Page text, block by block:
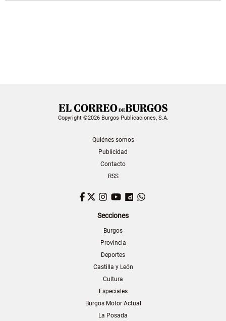
Copyright ©2026 Burgos Publicaciones, S.A.
Quiénes somos
Publicidad
Contacto
RSS
Facebook
TwitterInstagram
YouTubeDailymotion
Secciones
Burgos
Provincia
Deportes
Castilla y León
Cultura
Especiales
Burgos Motor Actual
La Posada